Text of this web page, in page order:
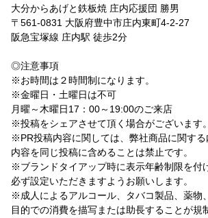
大分からあげと鉄板焼 庄内応援団 勝男
〒561-0831 大阪府豊中市庄内東町4-2-27
阪急宝塚線 庄内駅 徒歩2分
◎注意事項
※お時間は２時間制になります。
※金曜日・土曜日は不可
月曜～木曜日17：00～19:00のご来店
※投稿をシェアさせて頂く場合がございます。
※PR投稿内容に関しては、弊社商品に関す
内容を同じ投稿に含めることは禁止です。
※ブランドタイアップ時に表示年齢制限を付
必ず設定いただきますようお願いします。
※成人によるアルコール、タバコ製品、薬物
目的での消費を描写または助長することが規